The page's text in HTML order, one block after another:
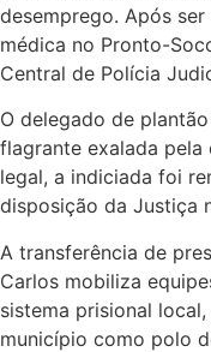
desemprego. Após
médica no Pronto-
Central de Polícia
O delegado de
flagrante exalada pela
legal, a indiciada foi
disposição da Justiça
A transferência de
Carlos mobiliza
sistema prisional
município como polo